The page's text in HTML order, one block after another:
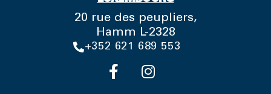
20 rue des peupliers,
Hamm L-2328
+352 621 689 553